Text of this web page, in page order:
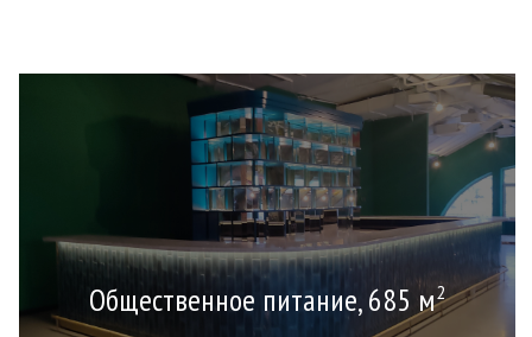
Общественное питание, 685 м2